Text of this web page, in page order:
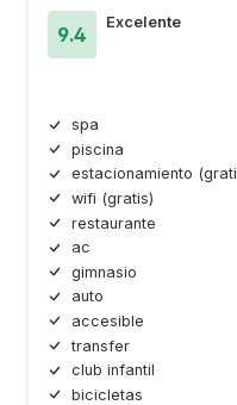
9.4
Excelente
spa
piscina
estacionamiento
wifi (gratis)
restaurante
ac
gimnasio
auto
accesible
transfer
club infantil
bicicletas